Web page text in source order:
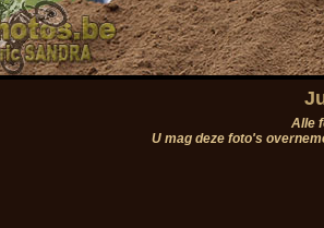
Alle
U mag deze foto's